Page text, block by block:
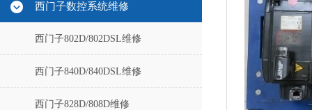
西门子数控系统维修
西门子802D/802DSL维修
西门子840D/840DSL维修
西门子828D/808D维修